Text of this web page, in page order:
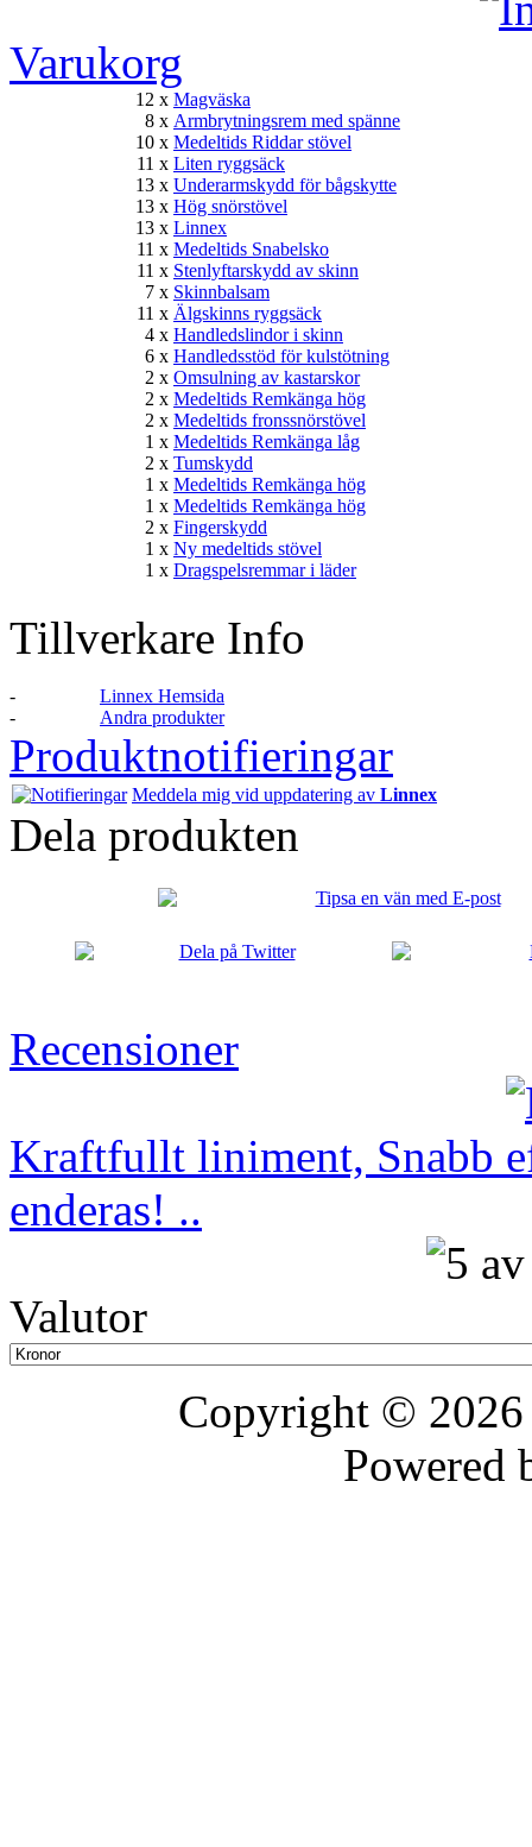
Varukorg
12 x Magväska
8 x Armbrytningsrem med spänne
10 x Medeltids Riddar stövel
11 x Liten ryggsäck
13 x Underarmskydd för bågskytte
13 x Hög snörstövel
13 x Linnex
11 x Medeltids Snabelsko
11 x Stenlyftarskydd av skinn
7 x Skinnbalsam
11 x Älgskinns ryggsäck
4 x Handledslindor i skinn
6 x Handledsstöd för kulstötning
2 x Omsulning av kastarskor
2 x Medeltids Remkänga hög
2 x Medeltids fronssnörstövel
1 x Medeltids Remkänga låg
2 x Tumskydd
1 x Medeltids Remkänga hög
1 x Medeltids Remkänga hög
2 x Fingerskydd
1 x Ny medeltids stövel
1 x Dragspelsremmar i läder
Tillverkare Info
-
Linnex Hemsida
-
Andra produkter
Produktnotifieringar
Meddela mig vid uppdatering av Linnex
Dela produkten
Recensioner
Kraftfullt liniment, Snabb
enderas! ..
Valutor
Copyright ©
Powered